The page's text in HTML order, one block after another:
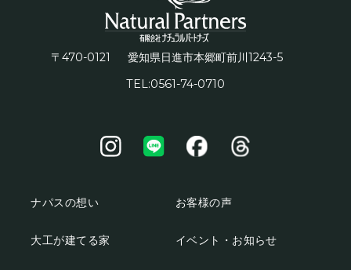
〒470-0121 愛知県日進市本郷町前川 1243-5
TEL:0561-74-0710
ナパスの想い
大工が建てる家
お客様の声
イベント・お知らせ